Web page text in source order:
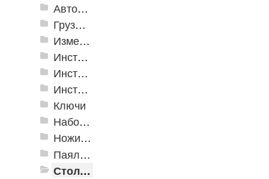
Автомобильные инструменты
Грузоподъёмное оборудование
Измерительные инструменты
Инструмент для крепления листовых материалов
Инструменты для крепления листовых материалов
Инструменты по кафелю и стеклу
Ключи
Наборы инструмента
Ножи технические
Паяльное оборудование
Столярно-слесарные инструменты